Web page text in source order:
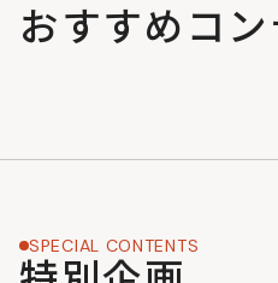
おすすめコ
SPECIAL CONTENTS